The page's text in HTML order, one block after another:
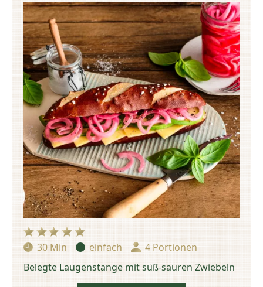
Zubereitungszeit:
30 Min Schwierigkeit:
einfach Portionen:
4 Portionen
Belegte Laugenstange mit süß-sauren Zwiebeln